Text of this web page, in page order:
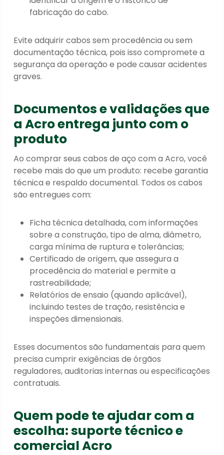
fabricação do cabo.
Evite adquirir cabos sem procedência ou sem
documentação técnica, pois isso compromete a
segurança da operação e pode causar acidentes
graves.
Documentos e validações que
a Acro entrega junto com o
produto
Ao comprar seus cabos de aço com a Acro, você
recebe mais do que um produto: recebe garantia
técnica e respaldo documental. Todos os cabos
são entregues com:
Ficha técnica detalhada, com informações
sobre a construção, tipo de alma, diâmetro,
carga mínima de ruptura e tolerâncias;
Certificado de origem, que assegura a
procedência do material e permite a
rastreabilidade;
Relatórios de ensaio (quando aplicável),
incluindo testes de tração, resistência e
inspeções dimensionais.
Esses documentos são fundamentais para quem
precisa cumprir exigências de órgãos
reguladores, auditorias internas ou especificações
contratuais.
Quem pode te ajudar com a
escolha: suporte técnico e
comercial Acro